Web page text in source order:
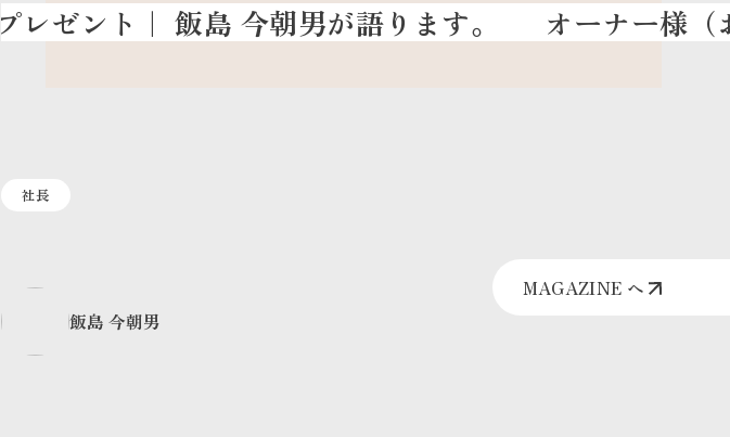
オーナー様（お施主
社長
MAGAZINE へ
飯島 今朝男